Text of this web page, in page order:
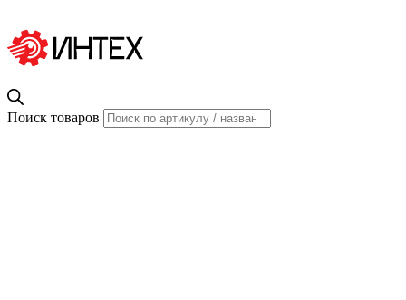
Поиск товаров